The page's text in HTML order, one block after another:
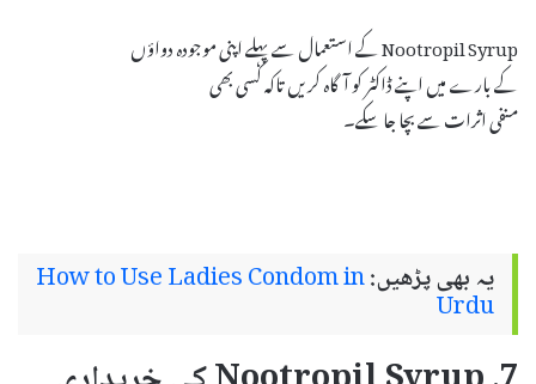
Nootropil Syrup کے استعمال سے پہلے اپنی موجودہ دواؤں
کے بارے میں اپنے ڈاکٹر کو آگاہ کریں تاکہ کسی بھی
منفی اثرات سے بچا جا سکے۔
یہ بھی پڑھیں:How to Use Ladies Condom in
Urdu